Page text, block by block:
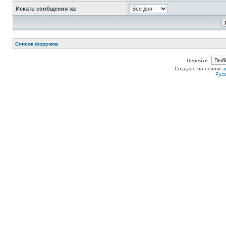
Искать сообщения за:
Список форумов
Перейти:
Создано на основе